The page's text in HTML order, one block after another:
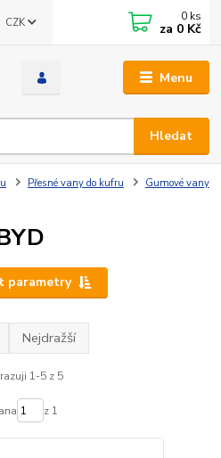
Menu
CZK
Hledat
0 ks
za 0 Kč
Přesné vany do kufru
Gumové vany
parametry
Nejdražší
1-5 z 5
z 1